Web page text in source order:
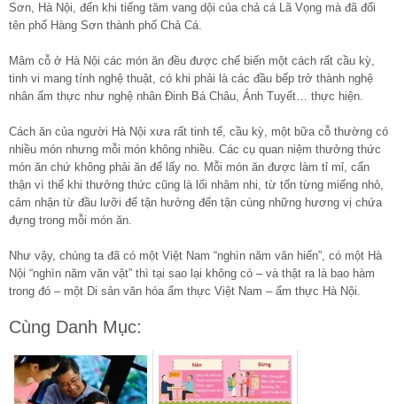
Sơn, Hà Nội, đến khi tiếng tăm vang dội của chả cá Lã Vọng mà đã đổi
tên phố Hàng Sơn thành phố Chả Cá.
Mâm cỗ ở Hà Nội các món ăn đều được chế biến một cách rất cầu kỳ,
tinh vi mang tính nghệ thuật, có khi phải là các đầu bếp trở thành nghệ
nhân ẩm thực như nghệ nhân Đinh Bá Châu, Ánh Tuyết… thực hiện.
Cách ăn của người Hà Nội xưa rất tinh tế, cầu kỳ, một bữa cỗ thường có
nhiều món nhưng mỗi món không nhiều. Các cụ quan niệm thưởng thức
món ăn chứ không phải ăn để lấy no. Mỗi món ăn được làm tỉ mỉ, cẩn
thận vì thế khi thưởng thức cũng là lối nhâm nhi, từ tốn từng miếng nhỏ,
cảm nhận từ đầu lưỡi để tận hưởng đến tận cùng những hương vị chứa
đựng trong mỗi món ăn.
Như vậy, chúng ta đã có một Việt Nam “nghìn năm văn hiến”, có một Hà
Nội “nghìn năm văn vật” thì tại sao lại không có – và thật ra là bao hàm
trong đó – một Di sản văn hóa ẩm thực Việt Nam – ẩm thực Hà Nội.
Cùng Danh Mục: